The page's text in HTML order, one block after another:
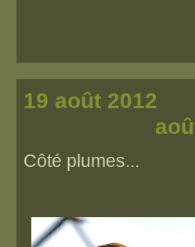
19
Côté plumes...